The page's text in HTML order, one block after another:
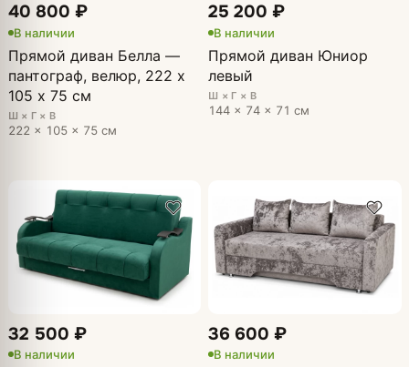
40 800 ₽
В наличии
Прямой диван Белла —
пантограф, велюр, 222 х
105 х 75 см
Ш × Г × В
222 × 105 × 75 см
25 200 ₽
В наличии
Прямой диван Юниор
левый
Ш × Г × В
144 × 74 × 71 см
32 500 ₽
В наличии
36 600 ₽
В наличии